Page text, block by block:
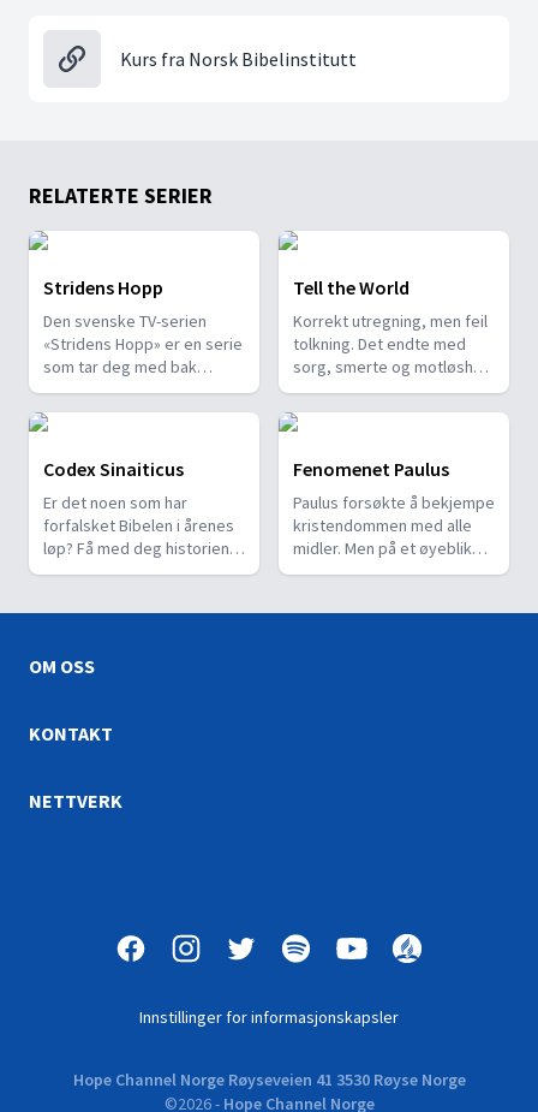
Kurs fra Norsk Bibelinstitutt
RELATERTE SERIER
Stridens Hopp
Den svenske TV-serien
«Stridens Hopp» er en serie
som tar deg med bak
kulissene i striden mellom
godt og ondt. Denne
kampen er det sentrale
temaet i Åpenbaringens
bok, den siste boken i
Bibelen.
Tell the World
Korrekt utregning, men feil
tolkning. Det endte med
sorg, smerte og motløshet.
Slik begynner fortellingen
om Syvendedags
Adventistkirken.
Codex Sinaiticus
Er det noen som har
forfalsket Bibelen i årenes
løp? Få med deg historien
om hvordan en av verdens
et kloster langt inne i
Fenomenet Paulus
Paulus forsøkte å bekjempe
kristendommen med alle
midler. Men på et øyeblikk
ble han forvandlet fra
energisk forsvarer.
OM OSS
KONTAKT
NETTVERK
Innstillinger for informasjonskapsler
Hope Channel Norge Røyseveien 41 3530 Røyse Norge
©2026- Hope Channel Norge